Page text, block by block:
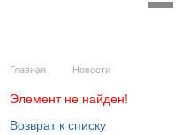
Главная Новости
Элемент не найден!
Возврат к списку